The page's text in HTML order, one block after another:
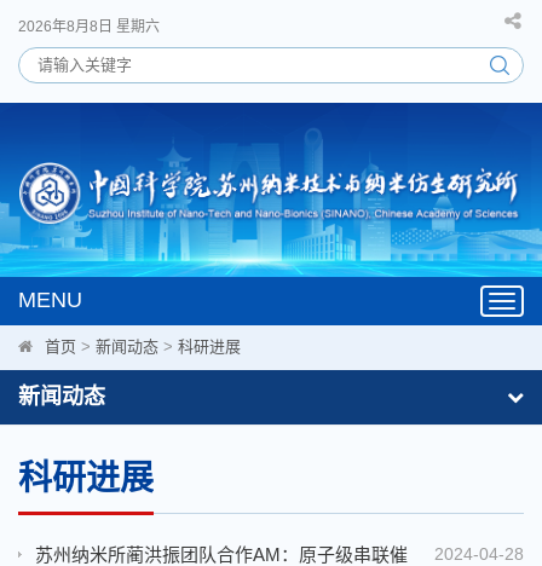
2026年8月8日 星期六
MENU
首页 > 新闻动态 > 科研进展
新闻动态
科研进展
2024-04-28
苏州纳米所蔺洪振团队合作AM：原子级串联催